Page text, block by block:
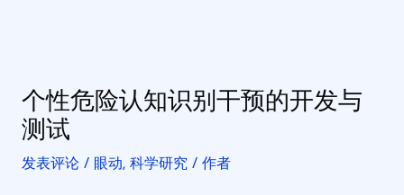
个性危险认知识别干预的开发与
测试
发表评论 / 眼动, 科学研究/ 作者